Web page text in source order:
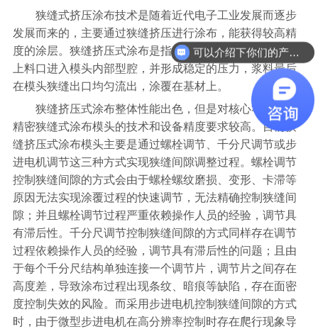
狭缝式挤压涂布技术是随着近代电子工业发展而逐步
发展而来的，主要通过狭缝挤压进行涂布，能获得较高精
度的涂层。狭缝挤压式涂布是指一定流量的浆料从挤压头
上料口进入模头内部型腔，并形成稳定的压力，浆料最后
在模头狭缝出口均匀流出，涂覆在基材上。
狭缝挤压式涂布整体性能出色，但是对核心零部件高
精密狭缝式涂布模头的技术和设备精度要求较高。目前狭
缝挤压式涂布模头主要是通过螺栓调节、千分尺调节或步
进电机调节这三种方式实现狭缝间隙调整过程。螺栓调节
控制狭缝间隙的方式会由于螺栓螺纹磨损、变形、卡滞等
原因无法实现涂覆过程的快速调节，无法精确控制狭缝间
隙；并且螺栓调节过程严重依赖操作人员的经验，调节具
有滞后性。千分尺调节控制狭缝间隙的方式同样存在调节
过程依赖操作人员的经验，调节具有滞后性的问题；且由
于每个千分尺结构单独连接一个调节片，调节片之间存在
高度差，导致涂布过程出现条纹、暗痕等缺陷，存在面密
度控制失效的风险。而采用步进电机控制狭缝间隙的方式
时，由于微型步进电机在高分辨率控制时存在爬行现象导
产品可以定制吗？